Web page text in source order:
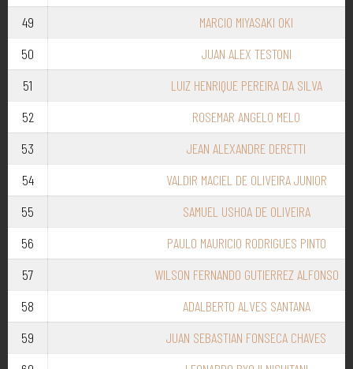
49
MARCIO MIYASAKI OKI
50
JUAN ALEX TESTONI
51
LUIZ HENRIQUE PEREIRA DA SILVA
52
ROSEMAR ANGELO MELO
53
JEAN ALEXANDRE DERETTI
54
VALDIR MACIEL DE OLIVEIRA JUNIOR
55
SAMUEL USHOA DE OLIVEIRA
56
PAULO MAURICIO RODRIGUES PINTO
57
WILSON FERNANDO GUTIERREZ ALFONSO
58
ADALBERTO ALVES SANTANA
59
JUAN SEBASTIAN FONSECA CHAVES